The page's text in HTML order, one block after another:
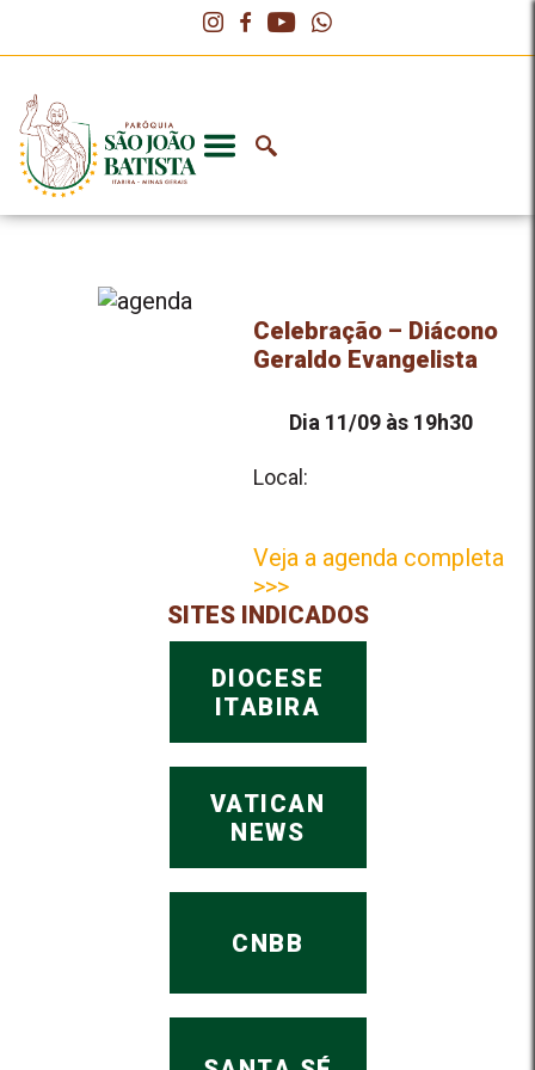
Celebração – Diácono
Geraldo Evangelista
Dia 11/09 às 19h30
Local:
Veja a agenda completa
>>>
SITES INDICADOS
DIOCESE
ITABIRA
VATICAN
NEWS
CNBB